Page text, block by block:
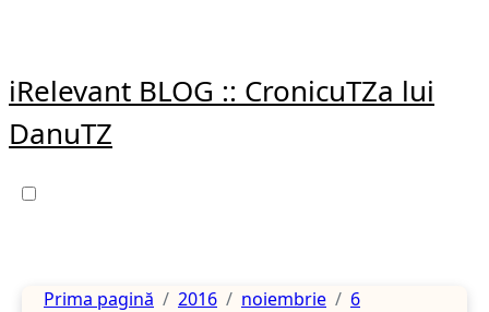
iRelevant BLOG :: CronicuTZa lui
DanuTZ
Prima pagină 2016 noiembrie
6